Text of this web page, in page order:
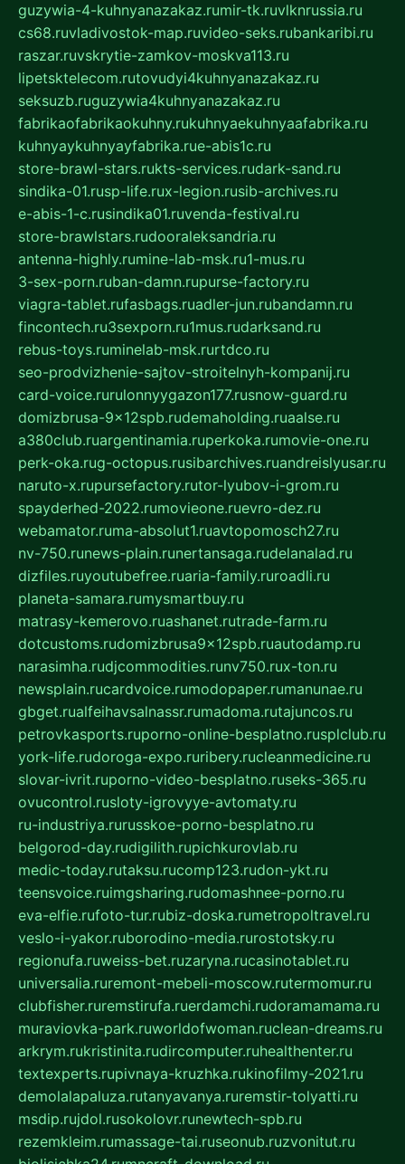
guzywia-4-kuhnyanazakaz.rumir-tk.ruvlknrussia.ru
cs68.ruvladivostok-map.ruvideo-seks.rubankaribi.ru
raszar.ruvskrytie-zamkov-moskva113.ru
lipetsktelecom.rutovudyi4kuhnyanazakaz.ru
seksuzb.ruguzywia4kuhnyanazakaz.ru
fabrikaofabrikaokuhny.rukuhnyaekuhnyaafabrika.ru
kuhnyaykuhnyayfabrika.rue-abis1c.ru
store-brawl-stars.rukts-services.rudark-sand.ru
sindika-01.rusp-life.rux-legion.rusib-archives.ru
e-abis-1-c.rusindika01.ruvenda-festival.ru
store-brawlstars.rudooraleksandria.ru
antenna-highly.rumine-lab-msk.ru1-mus.ru
3-sex-porn.ruban-damn.rupurse-factory.ru
viagra-tablet.rufasbags.ruadler-jun.rubandamn.ru
fincontech.ru3sexporn.ru1mus.rudarksand.ru
rebus-toys.ruminelab-msk.rurtdco.ru
seo-prodvizhenie-sajtov-stroitelnyh-kompanij.ru
card-voice.rurulonnyygazon177.rusnow-guard.ru
domizbrusa-9x12spb.rudemaholding.ruaalse.ru
a380club.ruargentinamia.ruperkoka.rumovie-one.ru
perk-oka.rug-octopus.rusibarchives.ruandreislyusar.ru
naruto-x.rupursefactory.rutor-lyubov-i-grom.ru
spayderhed-2022.rumovieone.ruevro-dez.ru
webamator.ruma-absolut1.ruavtopomosch27.ru
nv-750.runews-plain.runertansaga.rudelanalad.ru
dizfiles.ruyoutubefree.ruaria-family.ruroadli.ru
planeta-samara.rumysmartbuy.ru
matrasy-kemerovo.ruashanet.rutrade-farm.ru
dotcustoms.rudomizbrusa9x12spb.ruautodamp.ru
narasimha.rudjcommodities.runv750.rux-ton.ru
newsplain.rucardvoice.rumodopaper.rumanunae.ru
gbget.rualfeihavsalnassr.rumadoma.rutajuncos.ru
petrovkasports.ruporno-online-besplatno.rusplclub.ru
york-life.rudoroga-expo.ruribery.rucleanmedicine.ru
slovar-ivrit.ruporno-video-besplatno.ruseks-365.ru
ovucontrol.rusloty-igrovyye-avtomaty.ru
ru-industriya.rurusskoe-porno-besplatno.ru
belgorod-day.rudigilith.rupichkurovlab.ru
medic-today.rutaksu.rucomp123.rudon-ykt.ru
teensvoice.ruimgsharing.rudomashnee-porno.ru
eva-elfie.rufoto-tur.rubiz-doska.rumetropoltravel.ru
veslo-i-yakor.ruborodino-media.rurostotsky.ru
regionufa.ruweiss-bet.ruzaryna.rucasinotablet.ru
universalia.ruremont-mebeli-moscow.rutermomur.ru
clubfisher.ruremstirufa.ruerdamchi.rudoramamama.ru
muraviovka-park.ruworldofwoman.ruclean-dreams.ru
arkrym.rukristinita.rudircomputer.ruhealthenter.ru
textexperts.rupivnaya-kruzhka.rukinofilmy-2021.ru
demolalapaluza.rutanyavanya.ruremstir-tolyatti.ru
msdip.rujdol.rusokolovr.runewtech-spb.ru
rezemkleim.rumassage-tai.ruseonub.ruzvonitut.ru